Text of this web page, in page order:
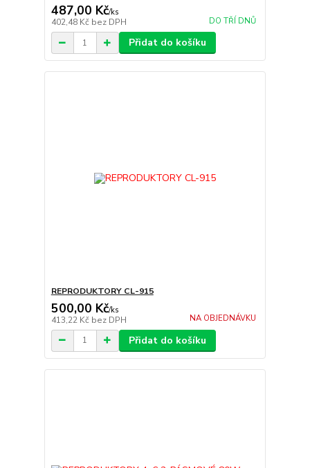
487,00 Kč/ks
402,48 Kč bez DPH DO TŘÍ DNŮ
Přidat do košíku
REPRODUKTORY CL-915
500,00 Kč/ks
413,22 Kč bez DPH NA OBJEDNÁVKU
Přidat do košíku